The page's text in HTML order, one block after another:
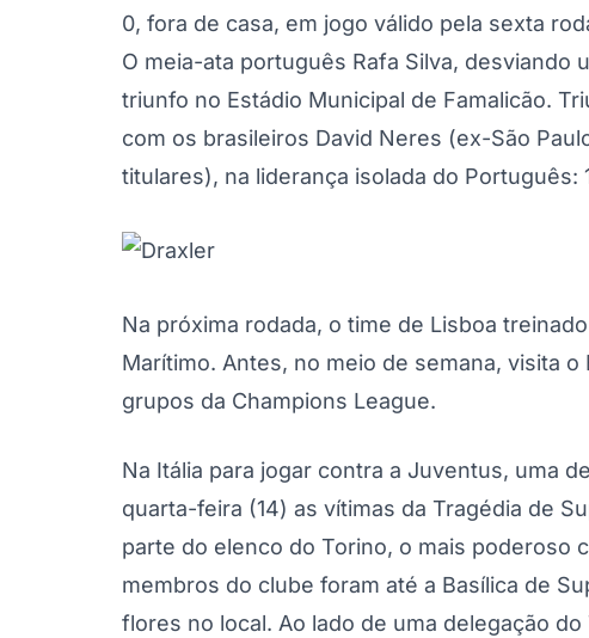
0, fora de casa, em jogo válido pela sexta
O meia-ata português Rafa Silva, desviando
triunfo no Estádio Municipal de Famalicão.
com os brasileiros David Neres (ex-São
titulares), na liderança isolada do Português:
Na próxima rodada, o time de Lisboa
Marítimo. Antes, no meio de semana, visita
grupos da Champions League.
Na Itália para jogar contra a Juventus, uma
quarta-feira (14) as vítimas da Tragédia de
parte do elenco do Torino, o mais poderoso
membros do clube foram até a Basílica de
flores no local. Ao lado de uma delegação